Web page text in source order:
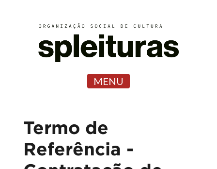
MENU
Termo de
Referência -